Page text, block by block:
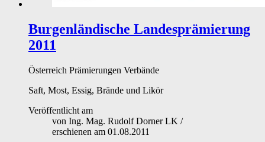
Burgenländische Landesprämierung
2011
Österreich Prämierungen Verbände
Saft, Most, Essig, Brände und Likör
Veröffentlicht am
von Ing. Mag. Rudolf Dorner LK /
erschienen am 01.08.2011